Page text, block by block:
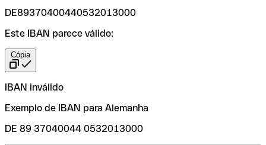
DE89370400440532013000
Este IBAN parece válido:
Cópia
IBAN inválido
Exemplo de IBAN para Alemanha
DE 89 37040044 0532013000